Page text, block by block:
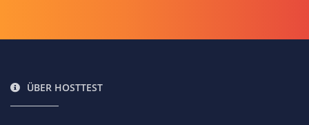
ÜBER HOSTTEST